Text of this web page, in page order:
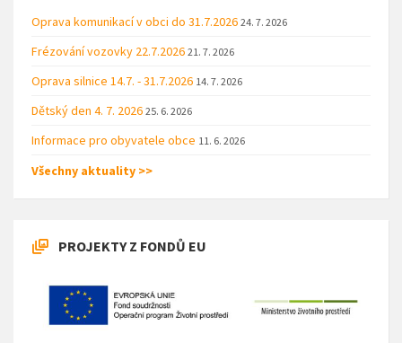
Oprava komunikací v obci do 31.7.2026 24. 7. 2026
Frézování vozovky 22.7.2026 21. 7. 2026
Oprava silnice 14.7. - 31.7.2026 14. 7. 2026
Dětský den 4. 7. 2026 25. 6. 2026
Informace pro obyvatele obce 11. 6. 2026
Všechny aktuality >>
PROJEKTY Z FONDŮ EU